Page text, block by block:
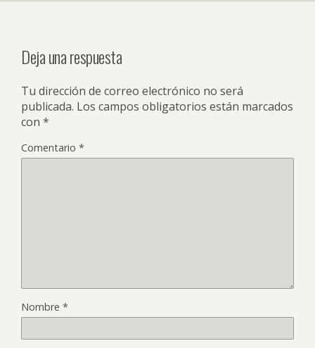
Deja una respuesta
Tu dirección de correo electrónico no será
publicada. Los campos obligatorios están marcados
con *
Comentario *
Nombre *